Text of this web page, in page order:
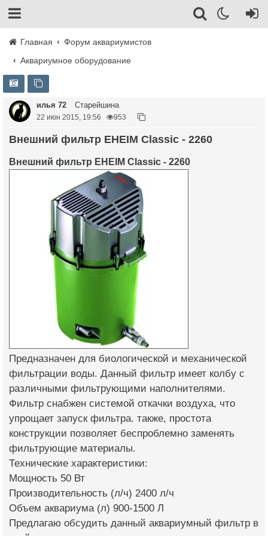
Главная
Форум аквариумистов
Аквариумное оборудование
илья 72 Старейшина
22 июн 2015, 19:56 953
Внешний фильтр EHEIM Classic - 2260
Внешний фильтр EHEIM Classic - 2260
Предназначен для биологической и механической
фильтрации воды. Данный фильтр имеет колбу с
различными фильтрующими наполнителями.
Фильтр снабжен системой откачки воздуха, что
упрощает запуск фильтра. также, простота
конструкции позволяет беспроблемно заменять
фильтрующие материалы.
Технические характеристики:
Мощность 50 Вт
Производительность (л/ч) 2400 л/ч
Объем аквариума (л) 900-1500 Л
Предлагаю обсудить данный аквариумный фильтр в